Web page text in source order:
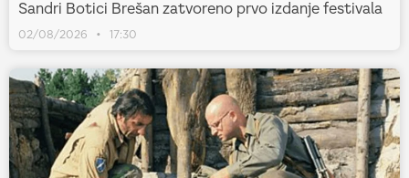
Sandri Botici Brešan zatvoreno prvo izdanje festivala
02/08/2026 17:30